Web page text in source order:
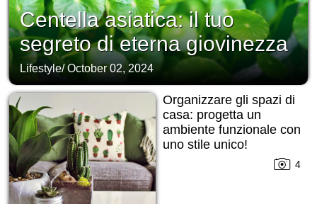
Centella asiatica: il tuo
segreto di eterna giovinezza
Lifestyle/October 02, 2024
Organizzare gli spazi di
casa: progetta un
ambiente funzionale con
uno stile unico!
4